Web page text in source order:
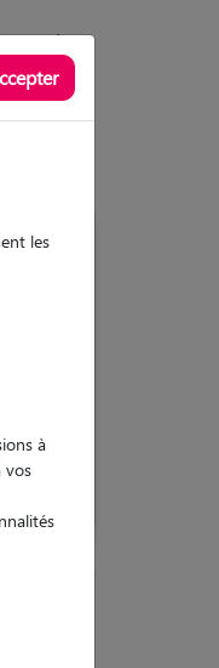
les
à
vos